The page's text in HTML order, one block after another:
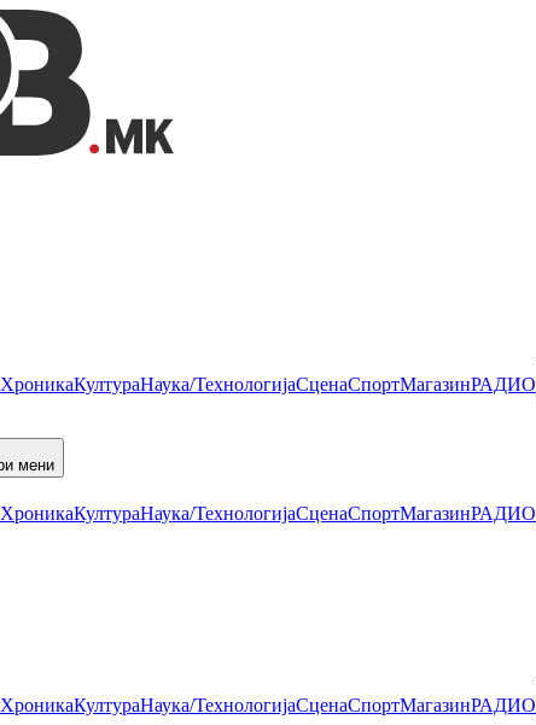
КултураНаука/ТехнологијаСценаСпортМагазинРАДИО
мени
КултураНаука/ТехнологијаСценаСпортМагазинРАДИО
КултураНаука/ТехнологијаСценаСпортМагазинРАДИО